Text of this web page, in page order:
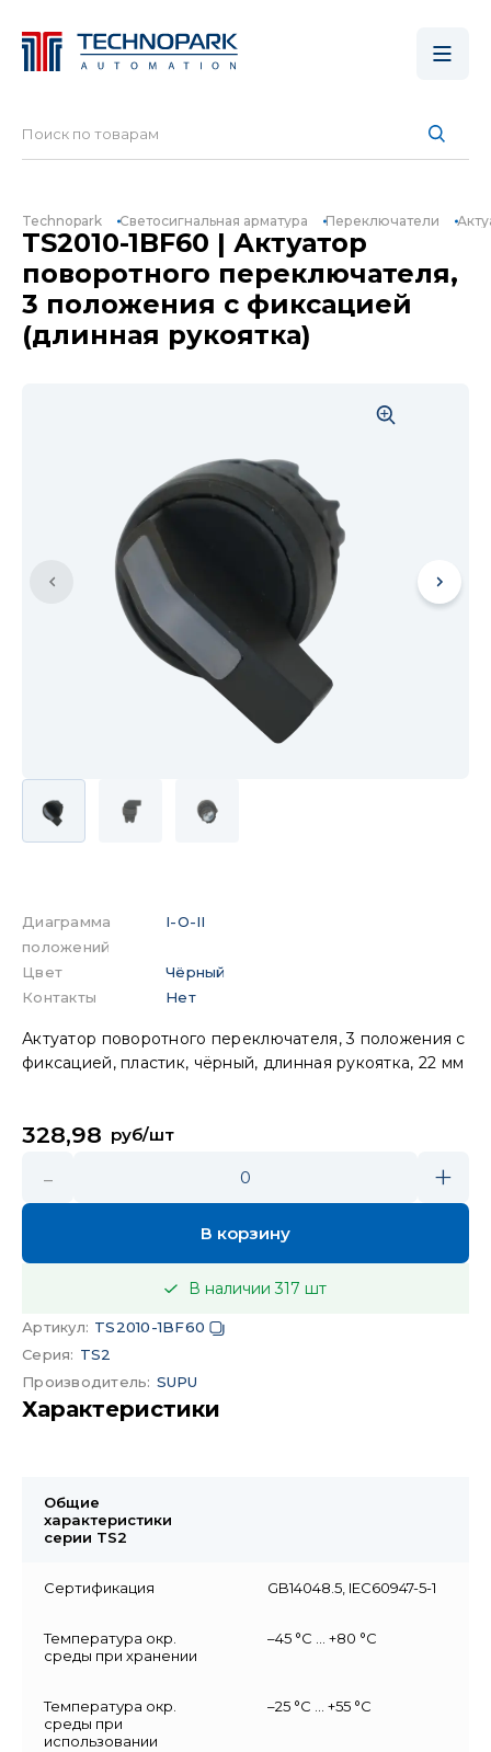
Technopark Светосигнальная арматура Переключатели
TS2010-1BF60 | Актуатор
поворотного переключателя,
3 положения с фиксацией
(длинная рукоятка)
Диаграмма
положений
I-O-II
Цвет
Чёрный
Контакты
Нет
Актуатор поворотного переключателя, 3 положения с
фиксацией, пластик, чёрный, длинная рукоятка, 22 мм
328,98 руб/шт
- 0 +
В корзину
В наличии317 шт
Артикул: TS2010-1BF60
Серия: TS2
Производитель: SUPU
Характеристики
Общие
характеристики
серии TS2
Сертификация GB14048.5, IEC60947-5-1
Температура окр.
среды при хранении
–45 °C … +80 °C
Температура окр.
среды при
использовании
–25 °C … +55 °C